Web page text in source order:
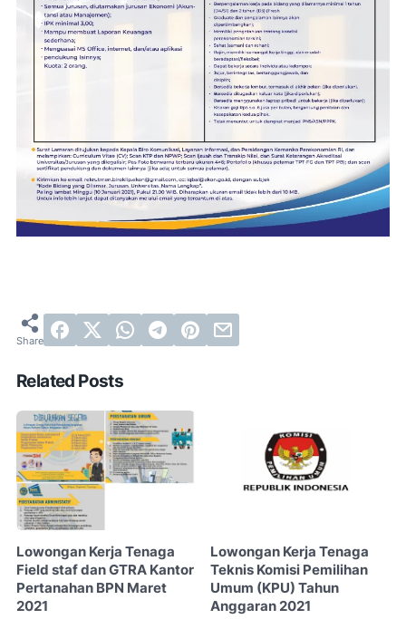
Related Posts
Lowongan Kerja Tenaga
Field staf dan GTRA Kantor
Pertanahan BPN Maret
2021
Lowongan Kerja Tenaga
Teknis Komisi Pemilihan
Umum (KPU) Tahun
Anggaran 2021